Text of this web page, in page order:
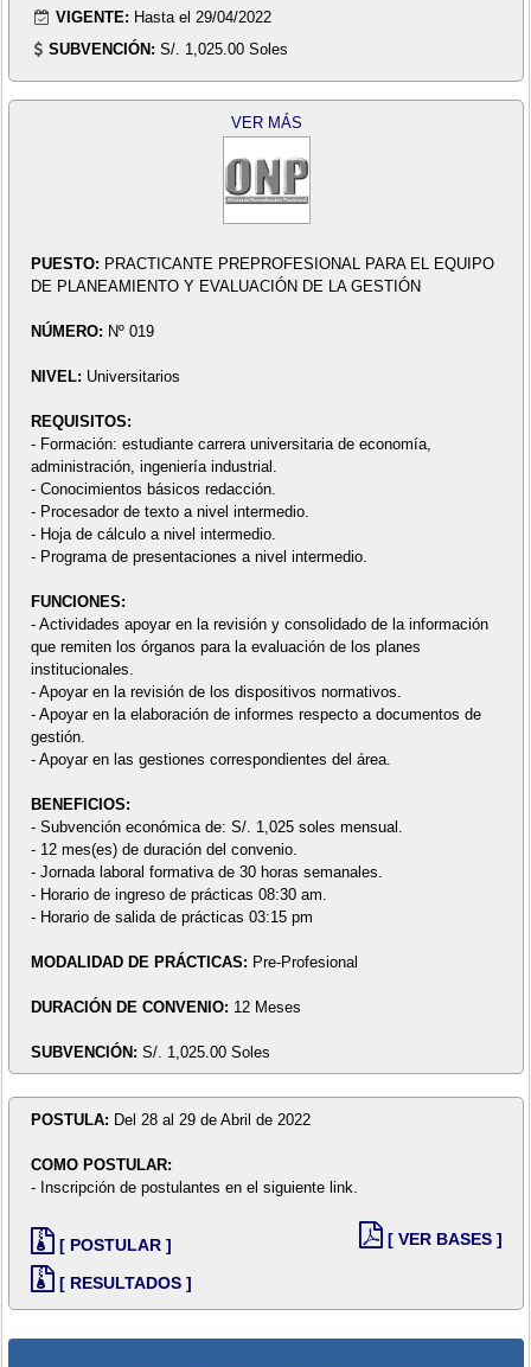
VIGENTE: Hasta el 29/04/2022
SUBVENCIÓN: S/. 1,025.00 Soles
VER MÁS
PUESTO: PRACTICANTE PREPROFESIONAL PARA EL EQUIPO
DE PLANEAMIENTO Y EVALUACIÓN DE LA GESTIÓN
NÚMERO: Nº 019
NIVEL: Universitarios
REQUISITOS:
- Formación: estudiante carrera universitaria de economía,
administración, ingeniería industrial.
- Conocimientos básicos redacción.
- Procesador de texto a nivel intermedio.
- Hoja de cálculo a nivel intermedio.
- Programa de presentaciones a nivel intermedio.
FUNCIONES:
- Actividades apoyar en la revisión y consolidado de la información
que remiten los órganos para la evaluación de los planes
institucionales.
- Apoyar en la revisión de los dispositivos normativos.
- Apoyar en la elaboración de informes respecto a documentos de
gestión.
- Apoyar en las gestiones correspondientes del área.
BENEFICIOS:
- Subvención económica de: S/. 1,025 soles mensual.
- 12 mes(es) de duración del convenio.
- Jornada laboral formativa de 30 horas semanales.
- Horario de ingreso de prácticas 08:30 am.
- Horario de salida de prácticas 03:15 pm
MODALIDAD DE PRÁCTICAS: Pre-Profesional
DURACIÓN DE CONVENIO: 12 Meses
SUBVENCIÓN: S/. 1,025.00 Soles
POSTULA: Del 28 al 29 de Abril de 2022
COMO POSTULAR:
- Inscripción de postulantes en el siguiente link.
[ POSTULAR ]
[ RESULTADOS ]
[ VER BASES ]